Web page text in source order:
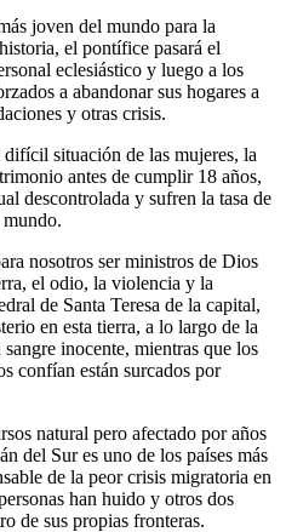
joven del mundo para la
el pontífice pasará el
eclesiástico y luego a los
a abandonar sus hogares a
y otras crisis.
situación de las mujeres, la
antes de cumplir 18 años,
descontrolada y sufren la tasa de
nosotros ser ministros de Dios
el odio, la violencia y la
de Santa Teresa de la capital,
en esta tierra, a lo largo de la
inocente, mientras que los
confían están surcados por
natural pero afectado por años
del Sur es uno de los países más
de la peor crisis migratoria en
han huido y otros dos
de sus propias fronteras.